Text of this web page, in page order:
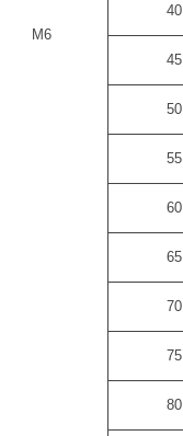
M6
40
45
50
55
60
65
70
75
80